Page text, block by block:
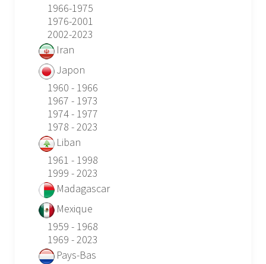
1966-1975
1976-2001
2002-2023
Iran
Japon
1960 - 1966
1967 - 1973
1974 - 1977
1978 - 2023
Liban
1961 - 1998
1999 - 2023
Madagascar
Mexique
1959 - 1968
1969 - 2023
Pays-Bas